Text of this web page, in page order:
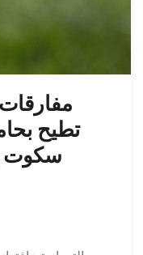
تطيح
سكوت